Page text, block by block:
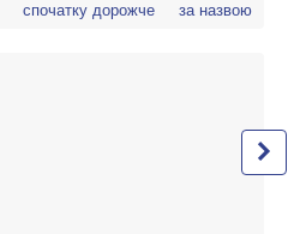
спочатку дорожче за назвою